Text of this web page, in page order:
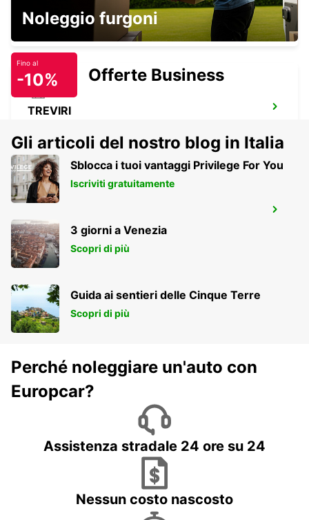
PIRMASENS
PIRMASENS - GERMANY
TREVIRI
HAHN-FLUGHAFEN - GERMANY
Noleggio furgoni
Fino al
-10% Offerte Business
Gli articoli del nostro blog in Italia
Sblocca i tuoi vantaggi Privilege For You
Iscriviti gratuitamente
3 giorni a Venezia
Scopri di più
Guida ai sentieri delle Cinque Terre
Scopri di più
Perché noleggiare un'auto con
Europcar?
Assistenza stradale 24 ore su 24
Nessun costo nascosto